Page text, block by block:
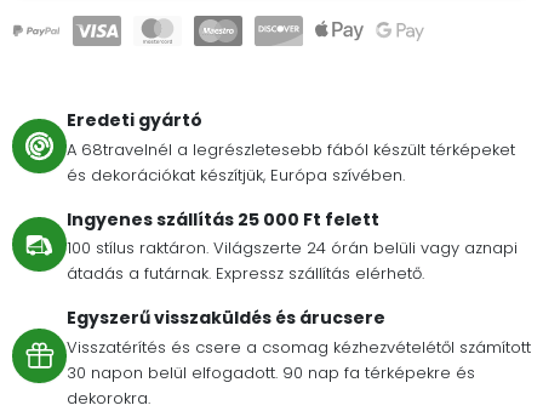
Eredeti gyártó
A 68travelnél a legrészletesebb fából készült térképeket
és dekorációkat készítjük, Európa szívében.
Ingyenes szállítás 25 000 Ft felett
100 stílus raktáron. Világszerte 24 órán belüli vagy aznapi
átadás a futárnak. Expressz szállítás elérhető.
Egyszerű visszaküldés és árucsere
Visszatérítés és csere a csomag kézhezvételétől számított
30 napon belül elfogadott. 90 nap fa térképekre és
dekorokra.